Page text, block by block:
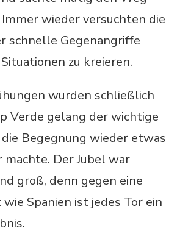
Immer wieder versuchten die
schnelle Gegenangriffe
zu kreieren.
wurden schließlich
Verde gelang der wichtige
Begegnung wieder etwas
machte. Der Jubel war
groß, denn gegen eine
Spanien ist jedes Tor ein